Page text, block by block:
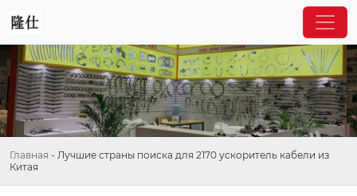
Главная - Лучшие страны поиска для 2170 ускоритель кабели из
Китая